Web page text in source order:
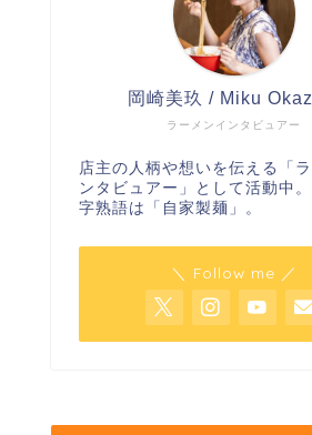
ラーメンインタビュアー
岡崎美玖 / Miku
店主の人柄や想いを伝える「
ンタビュアー」として活動中
字熟語は「自家製麺」。
＼ Follow me ／